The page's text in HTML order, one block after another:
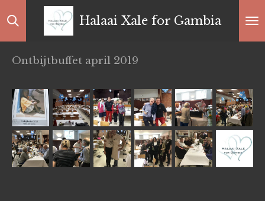
direct
naar
hoofdinhoud
Halaai Xale for Gambia
Ontbijtbuffet april 2019